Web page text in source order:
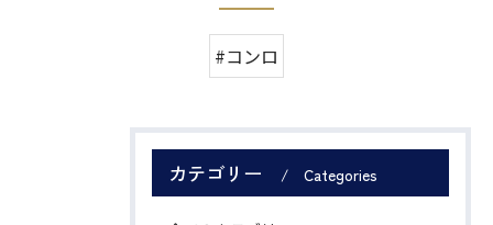
#コンロ
カテゴリー Categories